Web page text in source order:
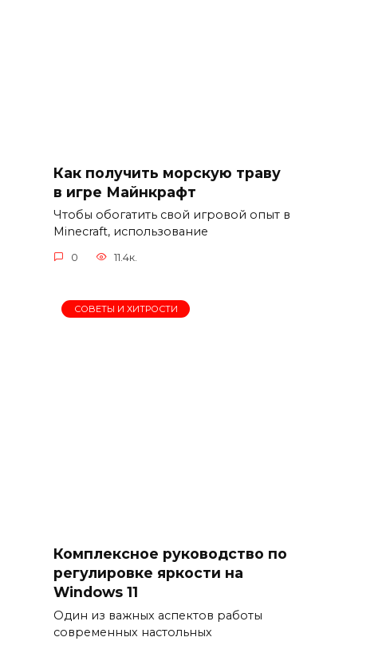
Как получить морскую траву
в игре Майнкрафт
Чтобы обогатить свой игровой опыт в
Minecraft, использование
0 11.4к.
СОВЕТЫ И ХИТРОСТИ
Комплексное руководство по
регулировке яркости на
Windows 11
Один из важных аспектов работы
современных настольных